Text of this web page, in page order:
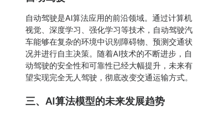
自动驾驶是AI算法应用的前沿领域。通过计算机
视觉、深度学习、强化学习等技术，自动驾驶汽
车能够在复杂的环境中识别障碍物、预测交通状
况并进行自主决策。随着AI技术的不断进步，自
动驾驶的安全性和可靠性已经大幅提升，未来有
望实现完全无人驾驶，彻底改变交通运输方式。
三、AI算法模型的未来发展趋势